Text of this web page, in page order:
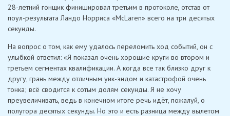
28-летний гонщик финишировал третьим в протоколе, отстав от
поул-результата Ландо Норриса «McLaren» всего на три десятых
секунды.
На вопрос о том, как ему удалось переломить ход событий, он с
улыбкой ответил: «Я показал очень хорошие круги во втором и
третьем сегментах квалификации. А когда все так близко друг к
другу, грань между отличным уик-эндом и катастрофой очень
тонка; всё сводится к сотым долям секунды. Я не хочу
преувеличивать, ведь в конечном итоге речь идёт, пожалуй, о
полутора десятых секунды. Но это и есть разница между вылетом